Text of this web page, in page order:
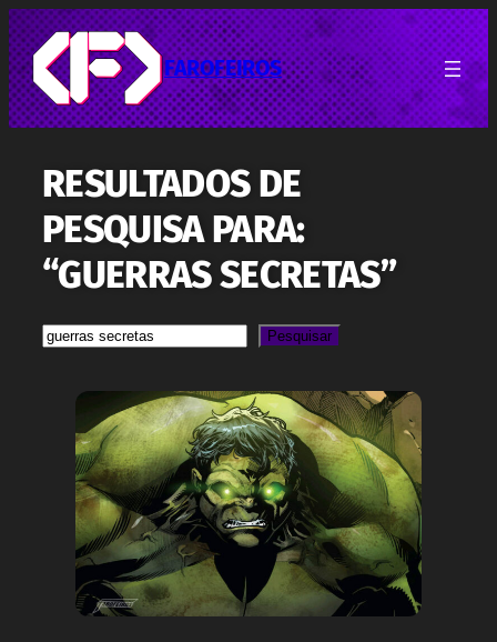
Pular
para
o
conteúdo
FAROFEIROS
RESULTADOS DE
PESQUISA PARA:
“GUERRAS SECRETAS”
Pesquisa Pesquisar